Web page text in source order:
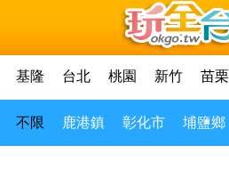
基隆 台北 桃園 新竹 苗栗
不限 鹿港鎮 彰化市 埔鹽鄉